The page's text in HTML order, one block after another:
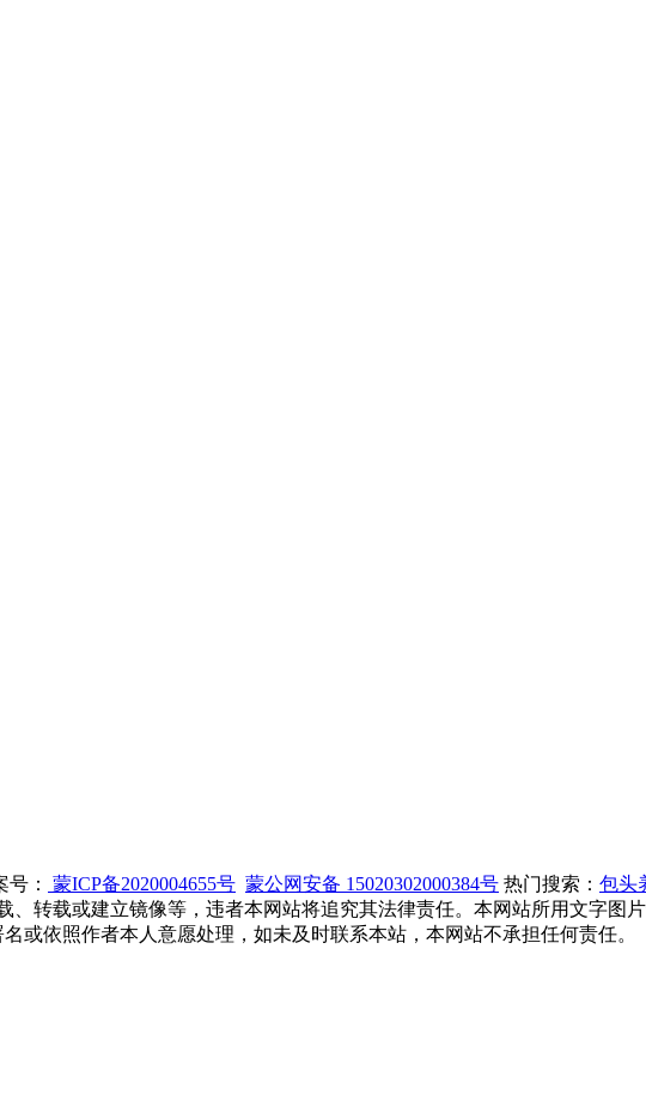
号： 蒙ICP备2020004655号 蒙公网安备 15020302000384号 热门搜索： 包头
转载或建立镜像等，违者本网站将追究其法律责任。本网站所用文字图
或依照作者本人意愿处理，如未及时联系本站，本网站不承担任何责任。